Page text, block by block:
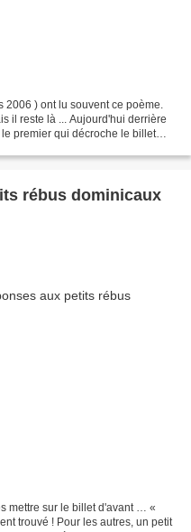
2006 ) ont lu souvent ce poème.
il reste là ... Aujourd'hui derrière
premier qui décroche le billet
rébus dominicaux
mettre sur le billet d'avant … «
trouvé ! Pour les autres, un petit